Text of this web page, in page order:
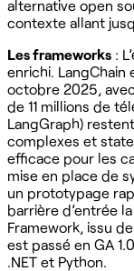
alternative open
contexte allant
Les frameworks :
enrichi. LangChain
octobre 2025,
de 11 millions de
LangGraph)
complexes et
efficace pour les
mise en place de
un prototypage
barrière d’entrée
Framework, issu
est passé en GA
.NET et Python.